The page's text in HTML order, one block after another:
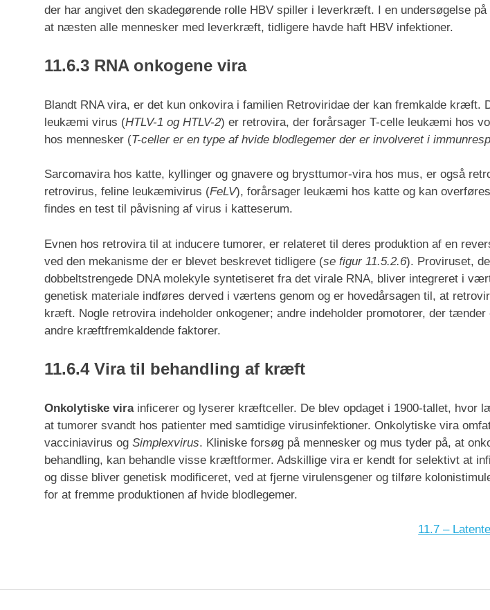
der har angivet den skadegørende rolle HBV spiller i leverkræft. I en undersøgelse
at næsten alle mennesker med leverkræft, tidligere havde haft HBV infektioner.
11.6.3 RNA onkogene vira
Blandt RNA vira, er det kun onkovira i familien Retroviridae der kan fremkalde kræft.
leukæmi virus (HTLV-1 og HTLV-2) er retrovira, der forårsager T-celle leukæmi hos
hos mennesker (T-celler er en type af hvide blodlegemer der er involveret i
Sarcomavira hos katte, kyllinger og gnavere og brysttumor-vira hos mus, er også
retrovirus, feline leukæmivirus (FeLV), forårsager leukæmi hos katte og kan
findes en test til påvisning af virus i katteserum.
Evnen hos retrovira til at inducere tumorer, er relateret til deres produktion af en
ved den mekanisme der er blevet beskrevet tidligere (se figur 11.5.2.6). Proviruset,
dobbeltstrengede DNA molekyle syntetiseret fra det virale RNA, bliver integreret i
genetisk materiale indføres derved i værtens genom og er hovedårsagen til, at
kræft. Nogle retrovira indeholder onkogener; andre indeholder promotorer, der tænder
andre kræftfremkaldende faktorer.
11.6.4 Vira til behandling af kræft
Onkolytiske virainficerer og lyserer kræftceller. De blev opdaget i 1900-tallet, hvor
at tumorer svandt hos patienter med samtidige virusinfektioner. Onkolytiske vira
vacciniavirus og Simplexvirus. Kliniske forsøg på mennesker og mus tyder på, at
behandling, kan behandle visse kræftformer. Adskillige vira er kendt for selektivt at
og disse bliver genetisk modificeret, ved at fjerne virulensgener og tilføre
for at fremme produktionen af hvide blodlegemer.
11.7 –